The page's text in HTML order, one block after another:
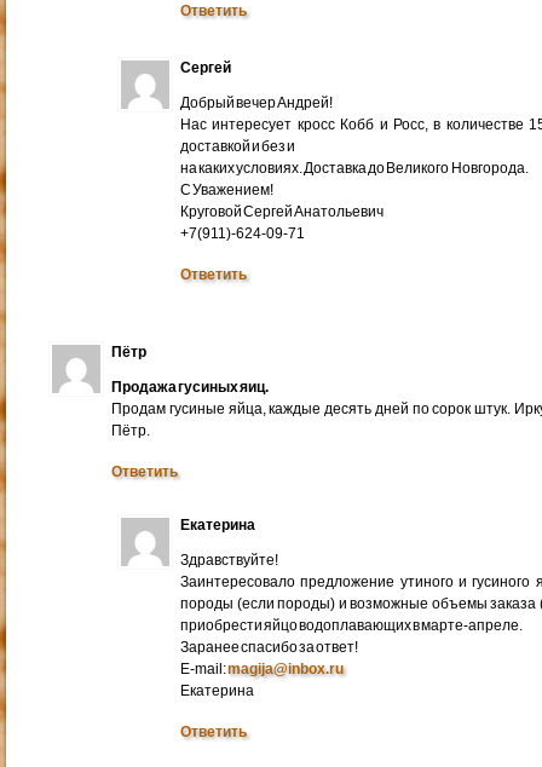
Ответить
Сергей
Добрый вечер Андрей!
Нас интересует кросс Кобб и Росс, в количестве
доставкой и без и
на каких условиях. Доставка до Великого Новгорода.
С Уважением!
Круговой Сергей Анатольевич
+7(911)-624-09-71
Ответить
Пётр
Продажа гусиных яиц.
Продам гусиные яйца, каждые десять дней по сорок штук.
Пётр.
Ответить
Екатерина
Здравствуйте!
Заинтересовало предложение утиного и
породы (если породы) и возможные объемы заказа
приобрести яйцо водоплавающих в марте-апреле.
Заранее спасибо за ответ!
E-mail:magija@inbox.ru
Екатерина
Ответить